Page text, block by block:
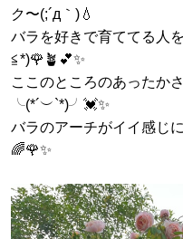
ク〜(;´д｀)💧
バラを好きで育ててる人
≦*)🌹🪴💕✨
ここのところのあったか
╰(*´︶`*)╯💓✨
バラのアーチがイイ感じ
🌈🌹✨